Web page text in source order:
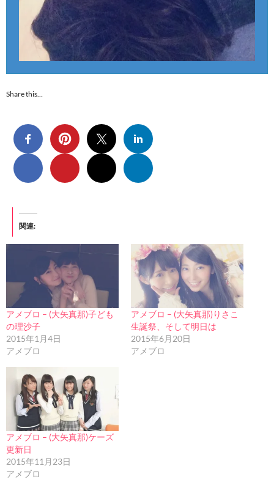
Share this…
関連
アメブロ – (大矢真那)子ども
の理沙子
2015年1月4日
アメブロ
アメブロ – (大矢真那)りさこ
生誕祭、そして明日は
2015年6月20日
アメブロ
アメブロ – (大矢真那)ケーズ
更新日
2015年11月23日
アメブロ